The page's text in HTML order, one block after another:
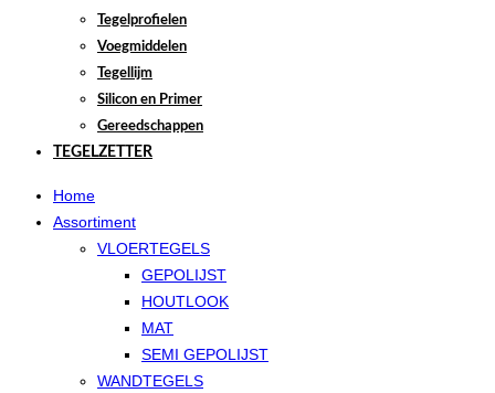
Tegelprofielen
Voegmiddelen
Tegellijm
Silicon en Primer
Gereedschappen
TEGELZETTER
Home
Assortiment
VLOERTEGELS
GEPOLIJST
HOUTLOOK
MAT
SEMI GEPOLIJST
WANDTEGELS